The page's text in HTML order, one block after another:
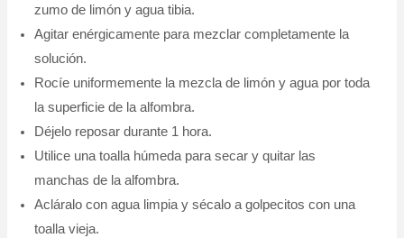
zumo de limón y agua tibia.
Agitar enérgicamente para mezclar completamente la
solución.
Rocíe uniformemente la mezcla de limón y agua por toda
la superficie de la alfombra.
Déjelo reposar durante 1 hora.
Utilice una toalla húmeda para secar y quitar las
manchas de la alfombra.
Acláralo con agua limpia y sécalo a golpecitos con una
toalla vieja.